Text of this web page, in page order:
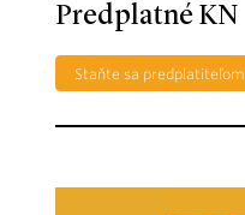
Predplatné KN
Staňte sa predplatiteľom